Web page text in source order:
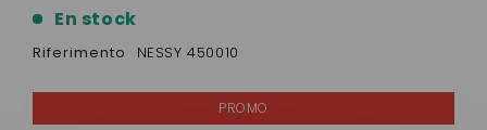
En stock
Riferimento NESSY 450010